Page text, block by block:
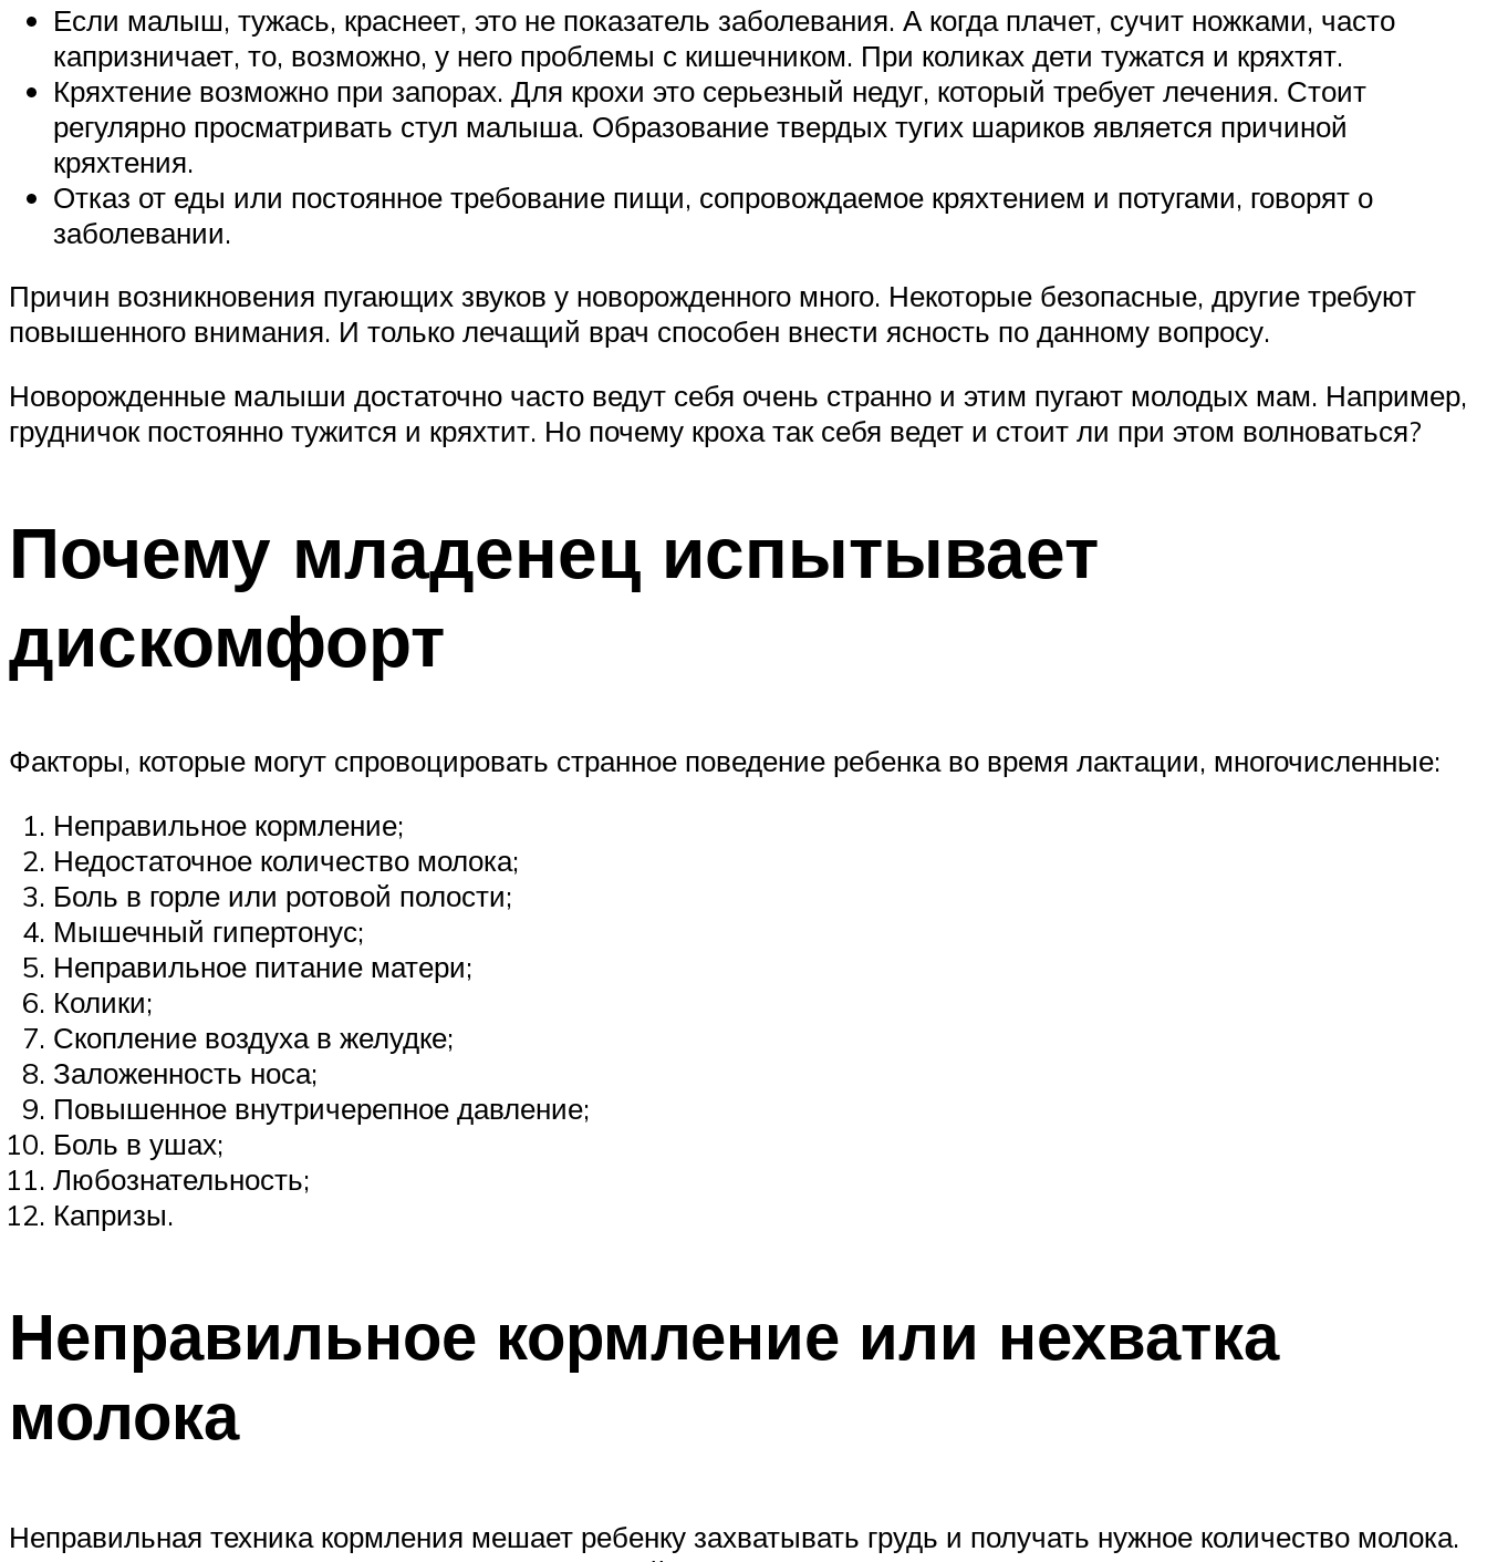
Если малыш, тужась, краснеет, это не показатель заболевания. А когда плачет, сучит ножками, часто
капризничает, то, возможно, у него проблемы с кишечником. При коликах дети тужатся и кряхтят.
Кряхтение возможно при запорах. Для крохи это серьезный недуг, который требует лечения. Стоит
регулярно просматривать стул малыша. Образование твердых тугих шариков является причиной
кряхтения.
Отказ от еды или постоянное требование пищи, сопровождаемое кряхтением и потугами, говорят о
заболевании.
Причин возникновения пугающих звуков у новорожденного много. Некоторые безопасные, другие требуют
повышенного внимания. И только лечащий врач способен внести ясность по данному вопросу.
Новорожденные малыши достаточно часто ведут себя очень странно и этим пугают молодых мам. Например,
грудничок постоянно тужится и кряхтит. Но почему кроха так себя ведет и стоит ли при этом волноваться?
Почему младенец испытывает
дискомфорт
Факторы, которые могут спровоцировать странное поведение ребенка во время лактации, многочисленные:
Неправильное кормление;
Недостаточное количество молока;
Боль в горле или ротовой полости;
Мышечный гипертонус;
Неправильное питание матери;
Колики;
Скопление воздуха в желудке;
Заложенность носа;
Повышенное внутричерепное давление;
Боль в ушах;
Любознательность;
Капризы.
Неправильное кормление или нехватка
молока
Неправильная техника кормления мешает ребенку захватывать грудь и получать нужное количество молока.